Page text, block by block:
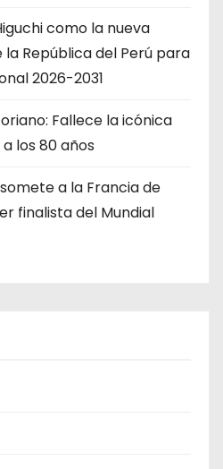
como la nueva
República del Perú para
2026-2031
Fallece la icónica
los 80 años
somete a la Francia de
finalista del Mundial